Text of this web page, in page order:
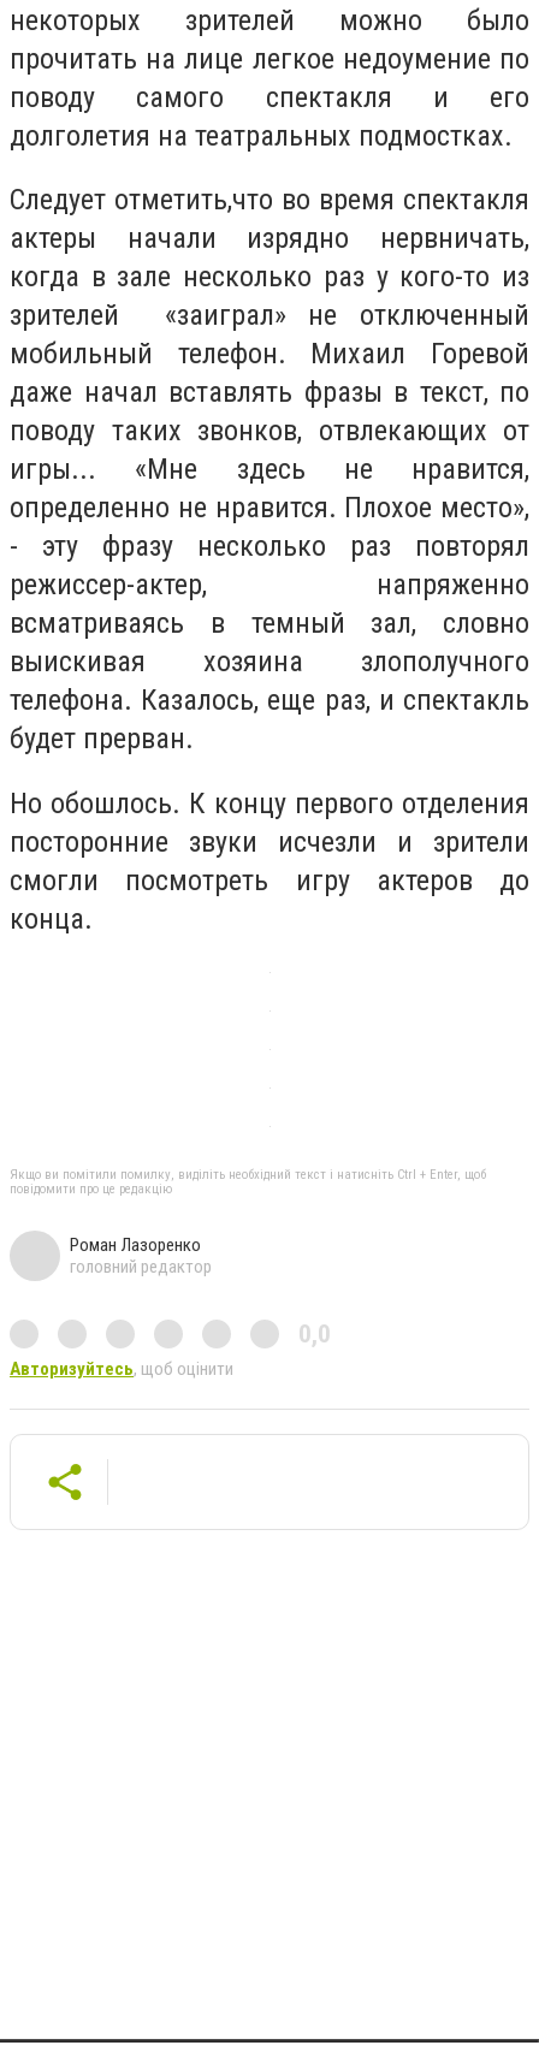
некоторых зрителей можно было
прочитать на лице легкое недоумение по
поводу самого спектакля и его
долголетия на театральных подмостках.
Следует отметить,что во время спектакля
актеры начали изрядно нервничать,
когда в зале несколько раз у кого-то из
зрителей «заиграл» не отключенный
мобильный телефон. Михаил Горевой
даже начал вставлять фразы в текст, по
поводу таких звонков, отвлекающих от
игры... «Мне здесь не нравится,
определенно не нравится. Плохое место»,
- эту фразу несколько раз повторял
режиссер-актер, напряженно
всматриваясь в темный зал, словно
выискивая хозяина злополучного
телефона. Казалось, еще раз, и спектакль
будет прерван.
Но обошлось. К концу первого отделения
посторонние звуки исчезли и зрители
смогли посмотреть игру актеров до
конца.
Якщо ви помітили помилку, виділіть необхідний текст і натисніть Ctrl + Enter, щоб
повідомити про це редакцію
Роман Лазоренко
головний редактор
0,0
Авторизуйтесь, щоб оцінити